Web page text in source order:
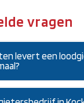
vragen
levert een